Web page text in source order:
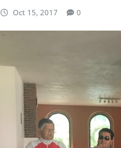
Oct 15, 2017 0